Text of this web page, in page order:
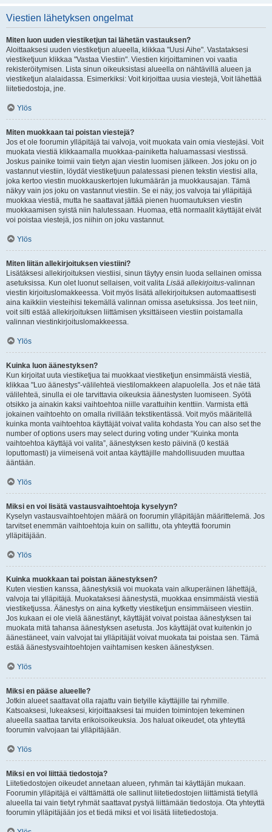
Viestien lähetyksen ongelmat
Miten luon uuden viestiketjun tai lähetän vastauksen?
Aloittaaksesi uuden viestiketjun alueella, klikkaa "Uusi Aihe". Vastataksesi
viestiketjuun klikkaa "Vastaa Viestiin". Viestien kirjoittaminen voi vaatia
rekisteröitymisen. Lista sinun oikeuksistasi alueella on nähtävillä alueen ja
viestiketjun alalaidassa. Esimerkiksi: Voit kirjoittaa uusia viestejä, Voit lähettää
liitetiedostoja, jne.
Ylös
Miten muokkaan tai poistan viestejä?
Jos et ole foorumin ylläpitäjä tai valvoja, voit muokata vain omia viestejäsi. Voit
muokata viestiä klikkaamalla muokkaa-painiketta haluamassasi viestissä.
Joskus painike toimii vain tietyn ajan viestin luomisen jälkeen. Jos joku on jo
vastannut viestiin, löydät viestiketjuun palatessasi pienen tekstin viestisi alla,
joka kertoo viestin muokkauskertojen lukumäärän ja muokkausajan. Tämä
näkyy vain jos joku on vastannut viestiin. Se ei näy, jos valvoja tai ylläpitäjä
muokkaa viestiä, mutta he saattavat jättää pienen huomautuksen viestin
muokkaamisen syistä niin halutessaan. Huomaa, että normaalit käyttäjät eivät
voi poistaa viestejä, jos niihin on joku vastannut.
Ylös
Miten liitän allekirjoituksen viestiini?
Lisätäksesi allekirjoituksen viestiisi, sinun täytyy ensin luoda sellainen omissa
asetuksissa. Kun olet luonut sellaisen, voit valita Lisää allekirjoitus-valinnan
viestin kirjoituslomakkeessa. Voit myös lisätä allekirjoituksen automaattisesti
aina kaikkiin viesteihisi tekemällä valinnan omissa asetuksissa. Jos teet niin,
voit silti estää allekirjoituksen liittämisen yksittäiseen viestiin poistamalla
valinnan viestinkirjoituslomakkeessa.
Ylös
Kuinka luon äänestyksen?
Kun kirjoitat uuta viestiketjua tai muokkaat viestiketjun ensimmäistä viestiä,
klikkaa "Luo äänestys"-välilehteä viestilomakkeen alapuolella. Jos et näe tätä
välilehteä, sinulla ei ole tarvittavia oikeuksia äänestysten luomiseen. Syötä
otsikko ja ainakin kaksi vaihtoehtoa niille varattuihin kenttiin. Varmista että
jokainen vaihtoehto on omalla rivillään tekstikentässä. Voit myös määritellä
kuinka monta vaihtoehtoa käyttäjät voivat valita kohdasta You can also set the
number of options users may select during voting under “Kuinka monta
vaihtoehtoa käyttäjä voi valita”, äänestyksen kesto päivinä (0 kestää
loputtomasti) ja viimeisenä voit antaa käyttäjille mahdollisuuden muuttaa
ääntään.
Ylös
Miksi en voi lisätä vastausvaihtoehtoja kyselyyn?
Kyselyn vastausvaihtoehtojen määrä on foorumin ylläpitäjän määrittelemä. Jos
tarvitset enemmän vaihtoehtoja kuin on sallittu, ota yhteyttä foorumin
ylläpitäjään.
Ylös
Kuinka muokkaan tai poistan äänestyksen?
Kuten viestien kanssa, äänestyksiä voi muokata vain alkuperäinen lähettäjä,
valvoja tai ylläpitäjä. Muokataksesi äänestystä, muokkaa ensimmäistä viestiä
viestiketjussa. Äänestys on aina kytketty viestiketjun ensimmäiseen viestiin.
Jos kukaan ei ole vielä äänestänyt, käyttäjät voivat poistaa äänestyksen tai
muokata mitä tahansa äänestyksen asetusta. Jos käyttäjät ovat kuitenkin jo
äänestäneet, vain valvojat tai ylläpitäjät voivat muokata tai poistaa sen. Tämä
estää äänestysvaihtoehtojen vaihtamisen kesken äänestyksen.
Ylös
Miksi en pääse alueelle?
Jotkin alueet saattavat olla rajattu vain tietyille käyttäjille tai ryhmille.
Katsoaksesi, lukeaksesi, kirjoittaaksesi tai muiden toimintojen tekeminen
alueella saattaa tarvita erikoisoikeuksia. Jos haluat oikeudet, ota yhteyttä
foorumin valvojaan tai ylläpitäjään.
Ylös
Miksi en voi liittää tiedostoja?
Liitetiedostojen oikeudet annetaan alueen, ryhmän tai käyttäjän mukaan.
Foorumin ylläpitäjä ei välttämättä ole sallinut liitetiedostojen liittämistä tietyllä
alueella tai vain tietyt ryhmät saattavat pystyä liittämään tiedostoja. Ota yhteyttä
foorumin ylläpitäjään jos et tiedä miksi et voi lisätä liitetiedostoja.